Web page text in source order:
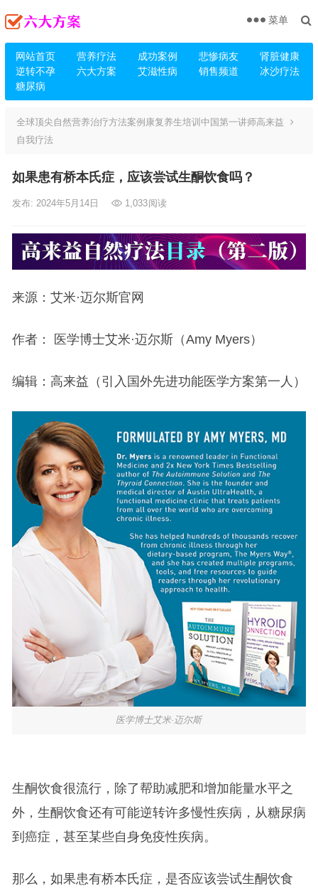
网站首页 营养疗法 成功案例 悲惨病友
肾脏健康
逆转不孕
六大方案 艾滋性病 销售频道
冰沙疗法
糖尿病
菜单
全球顶尖自然营养治疗方法案例康复养生培训中国第一讲师高来益
自我疗法
如果患有桥本氏症，应该尝试生酮饮食吗？
发布: 2024年5月14日 1,033阅读
来源：艾米·迈尔斯官网
作者： 医学博士艾米·迈尔斯（Amy Myers）
编辑：高来益（引入国外先进功能医学方案第一人）
医学博士艾米·迈尔斯
生酮饮食很流行，除了帮助减肥和增加能量水平之
外，生酮饮食还有可能逆转许多慢性疾病，从糖尿病
到癌症，甚至某些自身免疫性疾病。
那么，如果患有桥本氏症，是否应该尝试生酮饮食